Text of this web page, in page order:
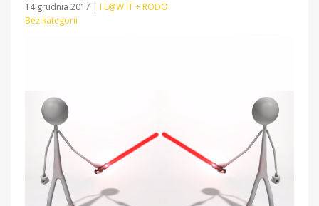
14 grudnia 2017 | I L@W IT + RODO
Bez kategorii